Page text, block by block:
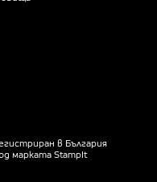
в България
марката StampIt